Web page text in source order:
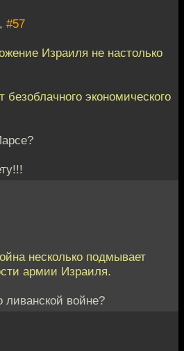
#57
Израиля не настолько
безоблачного экономического
несколько подмывает
армии Израиля.
войне?